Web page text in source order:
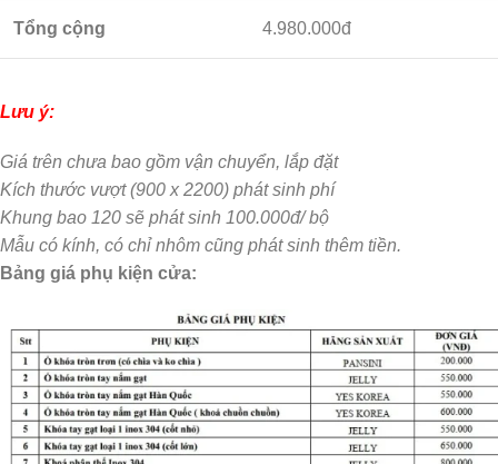
Tổng cộng 4.980.000đ
Lưu ý:
Giá trên chưa bao gồm vận chuyển, lắp đặt
Kích thước vượt (900 x 2200) phát sinh phí
Khung bao 120 sẽ phát sinh 100.000đ/ bộ
Mẫu có kính, có chỉ nhôm cũng phát sinh thêm tiền.
Bảng giá phụ kiện cửa: